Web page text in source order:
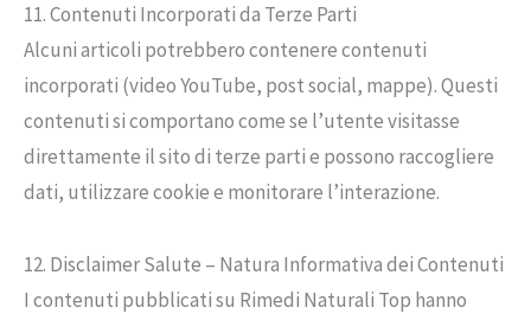
11. Contenuti Incorporati da Terze Parti
Alcuni articoli potrebbero contenere contenuti
incorporati (video YouTube, post social, mappe). Questi
contenuti si comportano come se l’utente visitasse
direttamente il sito di terze parti e possono raccogliere
dati, utilizzare cookie e monitorare l’interazione.
12. Disclaimer Salute – Natura Informativa dei Contenuti
I contenuti pubblicati su Rimedi Naturali Top hanno